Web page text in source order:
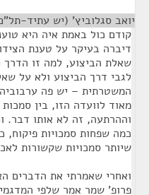
יואב סגלוביץ' (יש עתיד-
קודם כול באמת איה היא
דיברה בעיקר על טענת
שאלת הביצוע, למה זו הדרך
לגבי דרך הביצוע ולא על
המשטרתית – יש פה
מאוד לוועדה הזו, בין
וההרתעה, זה לא אותו דבר.
כמה שפחות סמכויות פיקוח,
שיותר סמכויות שקשורות
ואחרי שאמרתי את הדברים